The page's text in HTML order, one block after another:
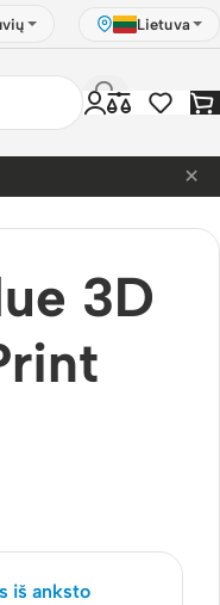
Lietuva
×
3D
iš anksto